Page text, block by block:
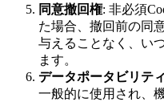
同意撤回権: 非必須
た場合、撤回前の同
与えることなく、い
ます。
データポータビリテ
一般的に使用され、